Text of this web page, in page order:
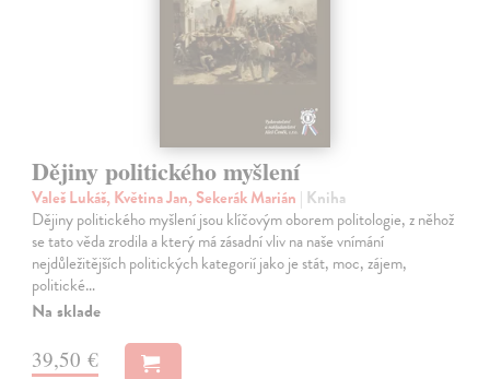
Dějiny politického myšlení
Valeš Lukáš, Květina Jan, Sekerák Marián | Kniha
Dějiny politického myšlení jsou klíčovým oborem politologie, z něhož
se tato věda zrodila a který má zásadní vliv na naše vnímání
nejdůležitějších politických kategorií jako je stát, moc, zájem,
politické…
Na sklade
39,50 €